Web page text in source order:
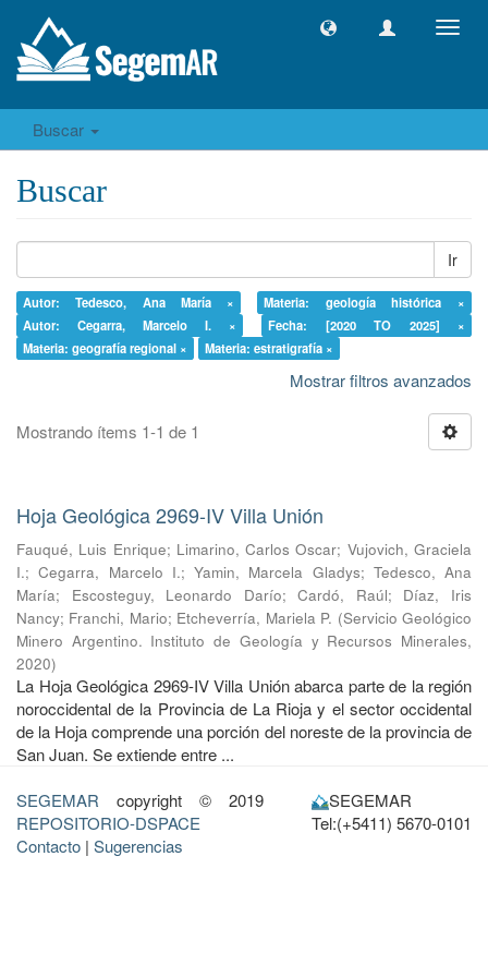
Buscar
Buscar
Ir
Autor: Tedesco, Ana María ×
Materia: geología histórica ×
Autor: Cegarra, Marcelo I. ×
Fecha: [2020 TO 2025] ×
Materia: geografía regional ×
Materia: estratigrafía ×
Mostrar filtros avanzados
Mostrando ítems 1-1 de 1
Hoja Geológica 2969-IV Villa Unión
Fauqué, Luis Enrique; Limarino, Carlos Oscar; Vujovich, Graciela
I.;Cegarra, Marcelo I.; Yamin, Marcela Gladys; Tedesco, Ana
María; Escosteguy, Leonardo Darío;Cardó, Raúl; Díaz, Iris
Nancy; Franchi, Mario; Etcheverría, Mariela P. (Servicio Geológico
Minero Argentino. Instituto de Geología y Recursos Minerales,
2020)
La Hoja Geológica 2969-IV Villa Unión abarca parte de la región
noroccidental de la Provincia de La Rioja y el sector occidental
de la Hoja comprende una porción del noreste de la provincia de
San Juan. Se extiende entre ...
SEGEMAR copyright © 2019
REPOSITORIO-DSPACE
Contacto | Sugerencias
SEGEMAR
Tel:(+5411) 5670-0101